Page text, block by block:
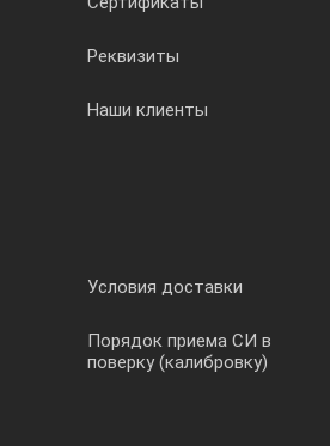
Реквизиты
Наши клиенты
Условия доставки
Порядок приема СИ в
поверку (калибровку)